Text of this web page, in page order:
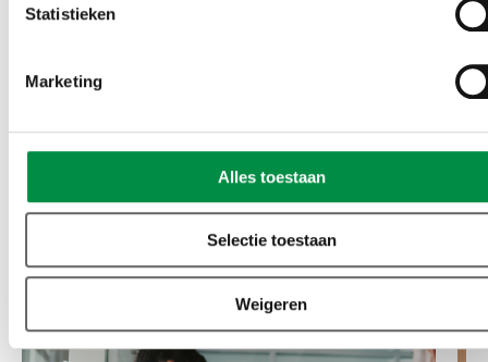
Statistieken
Marketing
Alles toestaan
Selectie toestaan
Weigeren
Gerelateerde artikelen
Volledig nieuwsoverzicht